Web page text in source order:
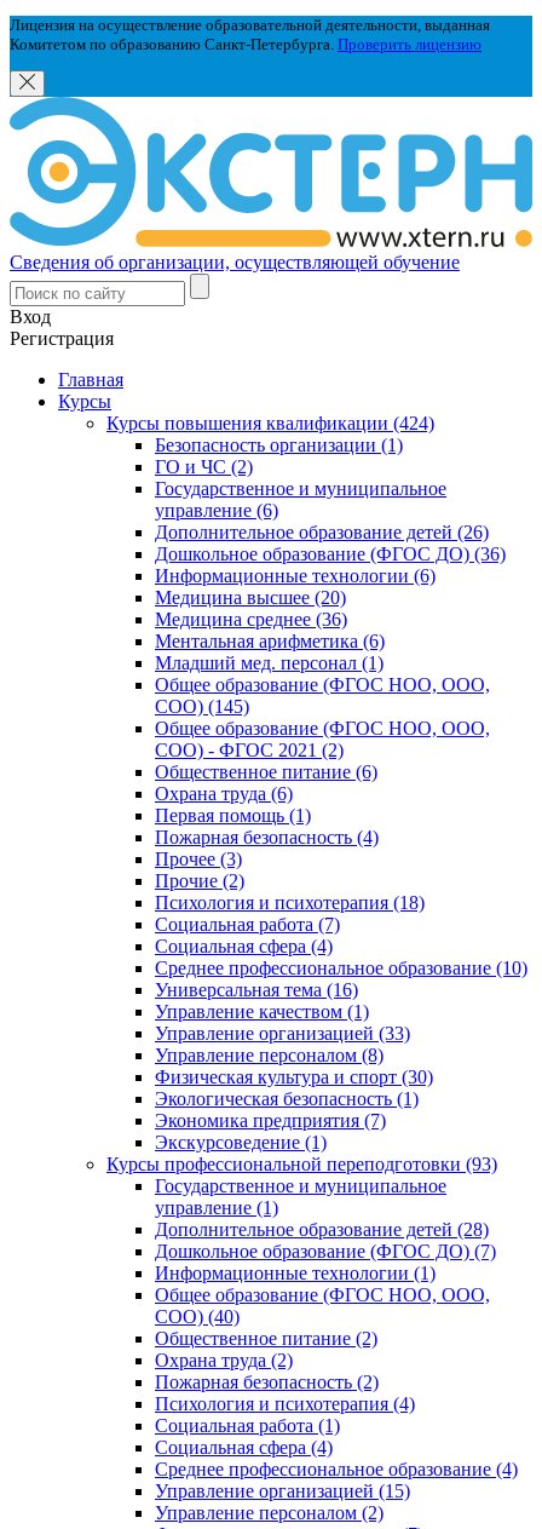
Лицензия на осуществление образовательной деятельности, выданная
Комитетом по образованию Санкт-Петербурга. Проверить лицензию
Сведения об организации, осуществляющей обучение
Вход
Регистрация
Главная
Курсы
Курсы повышения квалификации (424)
Безопасность организации (1)
ГО и ЧС (2)
Государственное и муниципальное
управление (6)
Дополнительное образование детей (26)
Дошкольное образование (ФГОС ДО) (36)
Информационные технологии (6)
Медицина высшее (20)
Медицина среднее (36)
Ментальная арифметика (6)
Младший мед. персонал (1)
Общее образование (ФГОС НОО, ООО,
СОО) (145)
Общее образование (ФГОС НОО, ООО,
СОО) - ФГОС 2021 (2)
Общественное питание (6)
Охрана труда (6)
Первая помощь (1)
Пожарная безопасность (4)
Прочее (3)
Прочие (2)
Психология и психотерапия (18)
Социальная работа (7)
Социальная сфера (4)
Среднее профессиональное образование (10)
Универсальная тема (16)
Управление качеством (1)
Управление организацией (33)
Управление персоналом (8)
Физическая культура и спорт (30)
Экологическая безопасность (1)
Экономика предприятия (7)
Экскурсоведение (1)
Курсы профессиональной переподготовки (93)
Государственное и муниципальное
управление (1)
Дополнительное образование детей (28)
Дошкольное образование (ФГОС ДО) (7)
Информационные технологии (1)
Общее образование (ФГОС НОО, ООО,
СОО) (40)
Общественное питание (2)
Охрана труда (2)
Пожарная безопасность (2)
Психология и психотерапия (4)
Социальная работа (1)
Социальная сфера (4)
Среднее профессиональное образование (4)
Управление организацией (15)
Управление персоналом (2)